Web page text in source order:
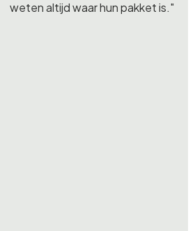
weten altijd waar hun pakket is."